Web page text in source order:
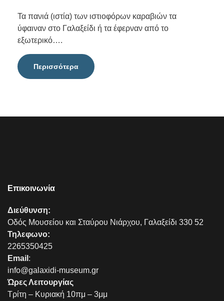
Τα πανιά (ιστία) των ιστιοφόρων καραβιών τα
ύφαιναν στο Γαλαξείδι ή τα έφερναν από το
εξωτερικό….
Περισσότερα
Επικοινωνία
Διεύθυνση:
Οδός Μουσείου και Σταύρου Νιάρχου, Γαλαξείδι 330 52
Τηλεφωνο:
2265350425
Email :
info@galaxidi-museum.gr
Ώρες Λειτουργίας
Τρίτη – Κυριακή 10πμ – 3μμ